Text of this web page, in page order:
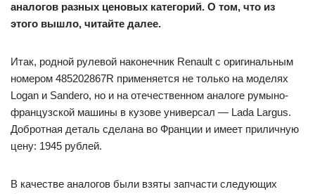
аналогов разных ценовых категорий. О том, что из
этого вышло, читайте далее.
Итак, родной рулевой наконечник Renault с оригинальным
номером 485202867R применяется не только на моделях
Logan и Sandero, но и на отечественном аналоге румыно-
французской машины в кузове универсал — Lada Largus.
Добротная деталь сделана во Франции и имеет приличную
цену: 1945 рублей.
В качестве аналогов были взяты запчасти следующих